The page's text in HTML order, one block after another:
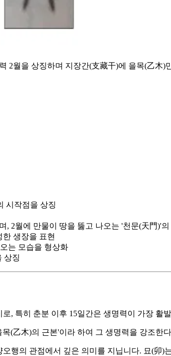
2월을 상징하며 지장간(支藏干)에 을목(乙
시작점을 상징
, 2월에 만물이 땅을 뚫고 나오는 '천문(天門)'의
생장을 표현
는 모습을 형상화
상징
, 특히 춘분 이후 15일간은 생명력이 가장 활
(乙木)의 근본'이라 하여 그 생명력을 강조한
행의 관점에서 깊은 의미를 지닙니다. 묘(卯